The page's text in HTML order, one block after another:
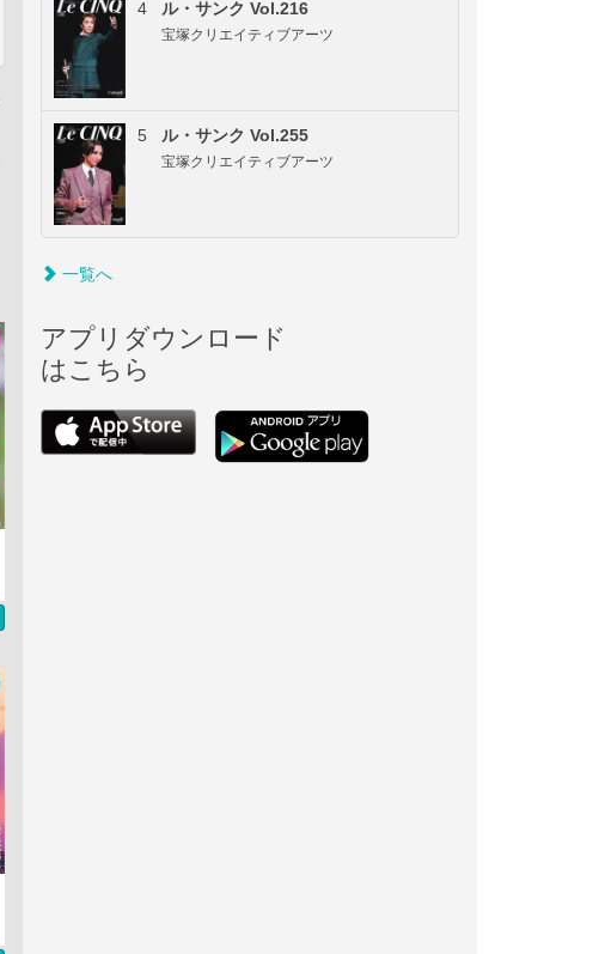
4 ル・サンク Vol.216
宝塚クリエイティブアーツ
5 ル・サンク Vol.255
宝塚クリエイティブアーツ
一覧へ
アプリダウンロード
はこちら